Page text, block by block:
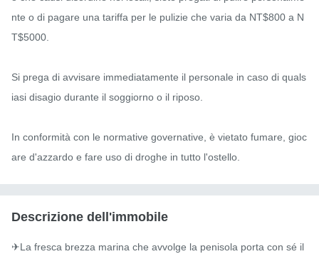
nte o di pagare una tariffa per le pulizie che varia da NT$800 a N
T$5000.
Si prega di avvisare immediatamente il personale in caso di quals
iasi disagio durante il soggiorno o il riposo.
In conformità con le normative governative, è vietato fumare, gioc
are d'azzardo e fare uso di droghe in tutto l'ostello.
Descrizione dell'immobile
✈La fresca brezza marina che avvolge la penisola porta con sé il